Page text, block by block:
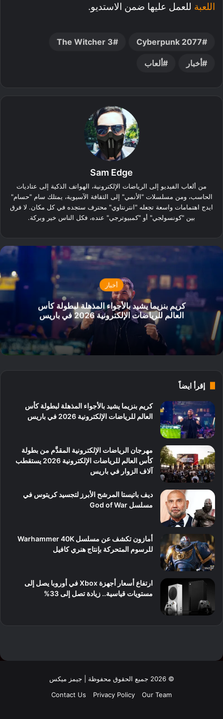
اللعبة للعمل عليها ضمن الاستديو.
Cyberpunk 2077
The Witcher 3
أخبار ألعاب
Sam Edge
من ألعاب الفيديو إلى الرياضات الإلكترونية، الهواتف الذكية إلى عتاديات
الحاسب، ومن مسلسلات "الأنمي" إلى الثقافة الآسيوية، يمتلك سام "حسام"
ايدج اهتمامات واسعة تجعله "انترنتاوي" محترف ستجده في كل مكان. لا فرق
بين "كونسولجي" أو "كمبيوترجي" عنده، فكل الناس خير وبركة.
أخبار
كريم بنزيما يشيد بالأجواء المذهلة لبطولة كأس
العالم للرياضات الإلكترونية 2026 في باريس
إقرأ ايضاً
كريم بنزيما يشيد بالأجواء المذهلة لبطولة كأس
العالم للرياضات الإلكترونية 2026 في باريس
مهرجان الرياضات الإلكترونية المقدَّم من بطولة
كأس العالم للرياضات الإلكترونية 2026 يستقطب
آلاف الزوار في باريس
ديف باتيستا المرشح الأبرز لتجسيد كريتوس في
مسلسل God of War
أمازون تكشف عن مسلسل Warhammer 40K
للرسوم المتحركة بإنتاج هنري كافيل
ارتفاع أسعار أجهزة Xbox في أوروبا يصل إلى
مستويات قياسية.. زيادة تصل إلى 33%
© 2026 جميع الحقوق محفوظة | جيمز ميكس
Our Team
Privacy Policy
Contact Us